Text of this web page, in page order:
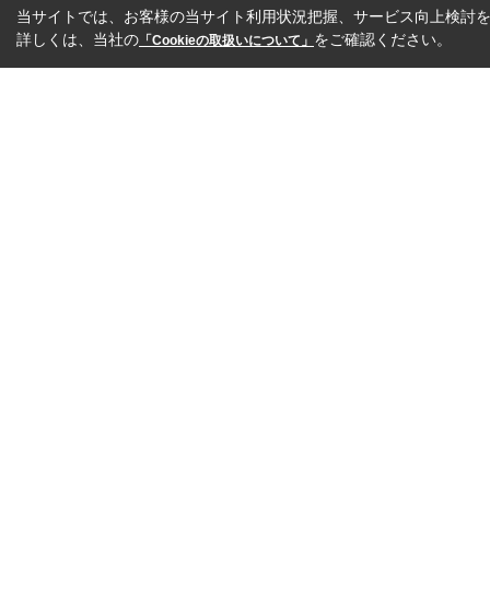
当サイトでは、お客様の当サイト利用状況把握、サービス向上検討
詳しくは、当社の 「Cookieの取扱いについて」 をご確認ください。